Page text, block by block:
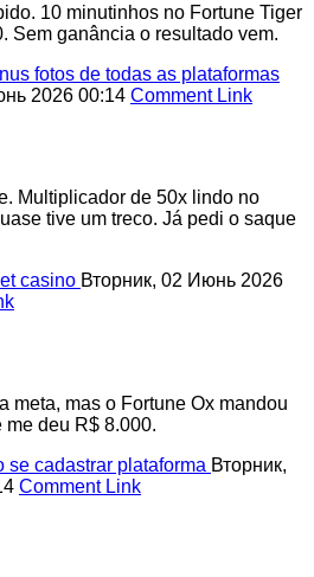
10 minutinhos no Fortune Tiger
Sem ganância o resultado vem.
fotos de todas as plataformas
2026 00:14 Comment Link
Multiplicador de 50x lindo no
tive um treco. Já pedi o saque
casino Вторник, 02 Июнь 2026
meta, mas o Fortune Ox mandou
me deu R$ 8.000.
se cadastrar plataforma Вторник,
Comment Link